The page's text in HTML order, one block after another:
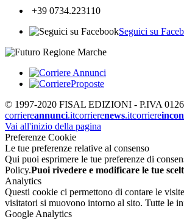
+39 0734.223110
Seguici su
© 1997-2020 FISAL EDIZIONI - P.IVA
corriereannunci.itcorrierenews.itcorriere
Vai all'inizio della pagina
Preferenze Cookie
Le tue preferenze relative al consenso
Qui puoi esprimere le tue preferenze di
Policy.Puoi rivedere e modificare le tue
Analytics
Questi cookie ci permettono di contare le
visitatori si muovono intorno al sito. Tutte le
Google Analytics